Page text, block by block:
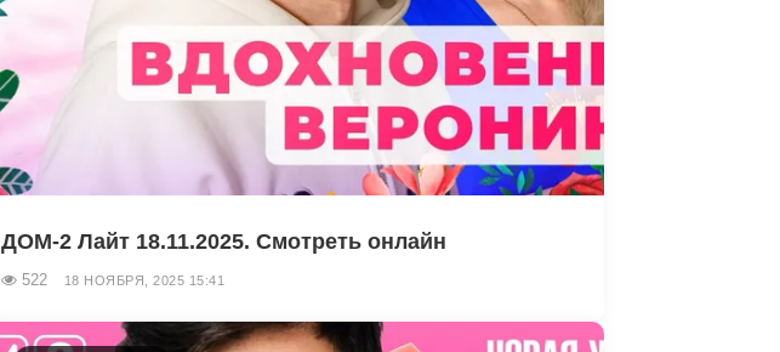
ДОМ-2 Лайт 18.11.2025. Смотреть онлайн
522 18 НОЯБРЯ, 2025 15:41